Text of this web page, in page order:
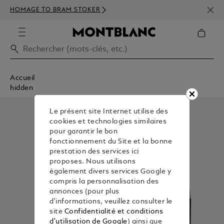
HOMAGE TO BRAM STOKER
350€
Accueil
hidden
Le présent site Internet utilise des
cookies et technologies similaires
pour garantir le bon
fonctionnement du Site et la bonne
prestation des services ici
proposes. Nous utilisons
également divers services Google y
compris la personnalisation des
annonces (pour plus
d'informations, veuillez consulter le
site Confidentialité et conditions
d'utilisation de Google) ainsi que